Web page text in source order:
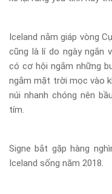
Iceland nằm giáp vòng
cũng là lí do ngày ngắn
có cơ hội ngắm những
ngắm mặt trời mọc vào
núi nhanh chóng nên
tím.
Signe bắt gặp hàng
Iceland sống năm 2018.